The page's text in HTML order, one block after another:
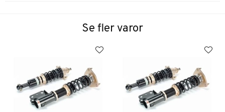
Se fler varor